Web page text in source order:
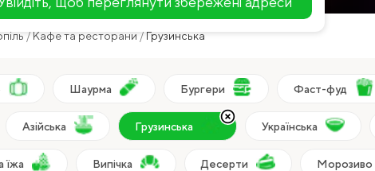
/ Кафе та ресторани / Грузинська
Шаурма Бургери Фаст-фуд
Азійська Грузинська
highlight_off
Українська
їжа Випічка Десерти Морозиво